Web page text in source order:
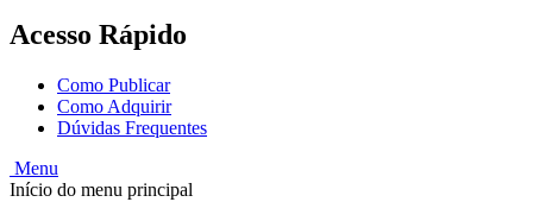
Acesso Rápido
Como Publicar
Como Adquirir
Dúvidas Frequentes
Menu
Início do menu principal